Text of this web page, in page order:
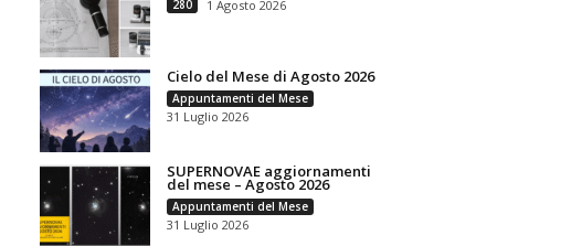
280 1 Agosto 2026
Cielo del Mese di Agosto 2026
Appuntamenti del Mese
31 Luglio 2026
SUPERNOVAE aggiornamenti
del mese – Agosto 2026
Appuntamenti del Mese
31 Luglio 2026